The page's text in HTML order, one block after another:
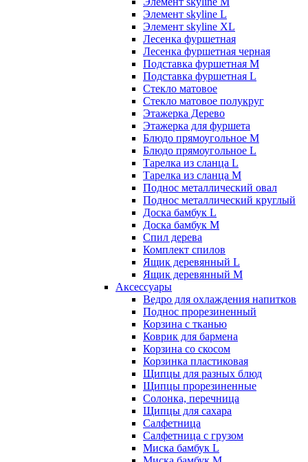
Элемент skyline L
Элемент skyline XL
Лесенка фуршетная
Лесенка фуршетная черная
Подставка фуршетная M
Подставка фуршетная L
Стекло матовое
Стекло матовое полукруг
Этажерка Дерево
Этажерка для фуршета
Блюдо прямоугольное M
Блюдо прямоугольное L
Тарелка из сланца L
Тарелка из сланца M
Поднос металлический овал
Поднос металлический круглый
Доска бамбук L
Доска бамбук M
Спил дерева
Комплект спилов
Ящик деревянный L
Ящик деревянный M
Аксессуары
Ведро для охлаждения напитков
Поднос прорезиненный
Корзина с тканью
Коврик для бармена
Корзина со скосом
Корзинка пластиковая
Щипцы для разных блюд
Щипцы прорезиненные
Солонка, перечница
Щипцы для сахара
Салфетница
Салфетница с грузом
Миска бамбук L